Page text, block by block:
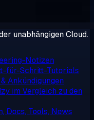
unabhängigen Cloud.
Notizen
für-Schritt-Tutorials
Ankündigungen
im Vergleich zu den
Docs, Tools, News